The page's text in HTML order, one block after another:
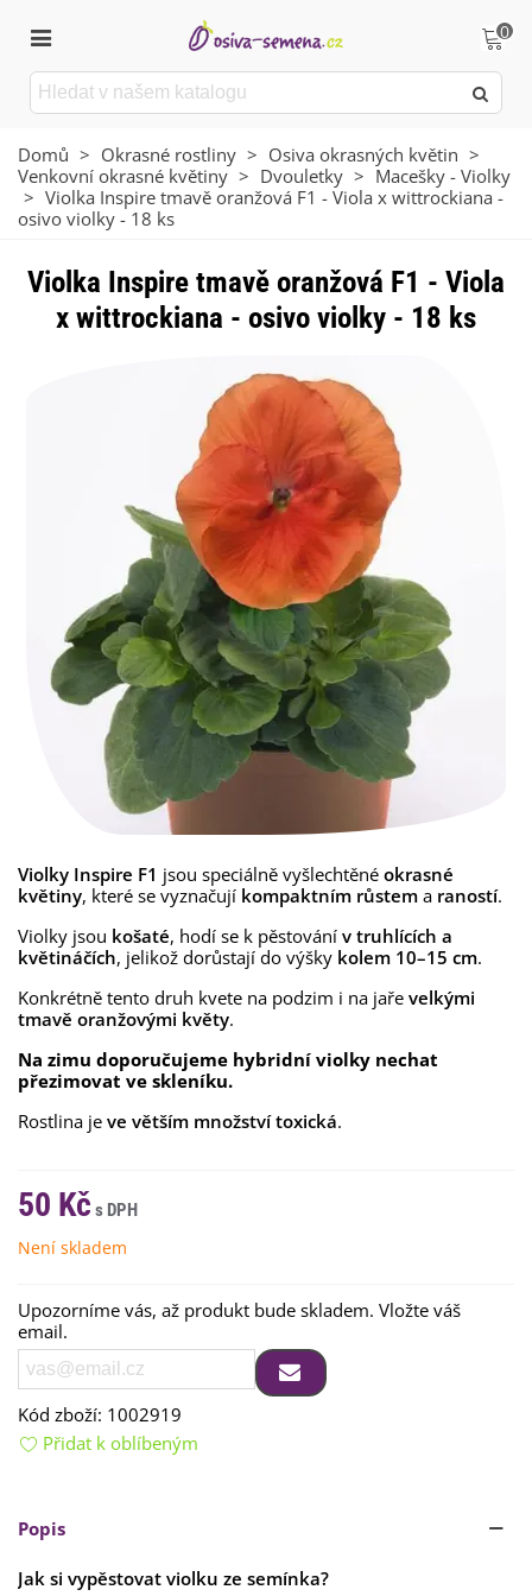
0
Domů > Okrasné rostliny > Osiva okrasných květin >
Venkovní okrasné květiny > Dvouletky > Macešky - Violky
> Violka Inspire tmavě oranžová F1 - Viola x wittrockiana -
osivo violky - 18 ks
Violka Inspire tmavě oranžová F1 - Viola
x wittrockiana - osivo violky - 18 ks
Violky Inspire F1 jsou speciálně vyšlechtěné okrasné
květiny, které se vyznačují kompaktním růstem a raností.
Violky jsou košaté, hodí se k pěstování v truhlících a
květináčích, jelikož dorůstají do výšky kolem 10–15 cm.
Konkrétně tento druh kvete na podzim i na jaře velkými
tmavě oranžovými květy.
Na zimu doporučujeme hybridní violky nechat
přezimovat ve skleníku.
Rostlina je ve větším množství toxická.
50 Kč
Není skladem
Upozorníme vás, až produkt bude skladem. Vložte váš
email.
Kód zboží: 1002919
Přidat k oblíbeným
Popis
Jak si vypěstovat violku ze semínka?